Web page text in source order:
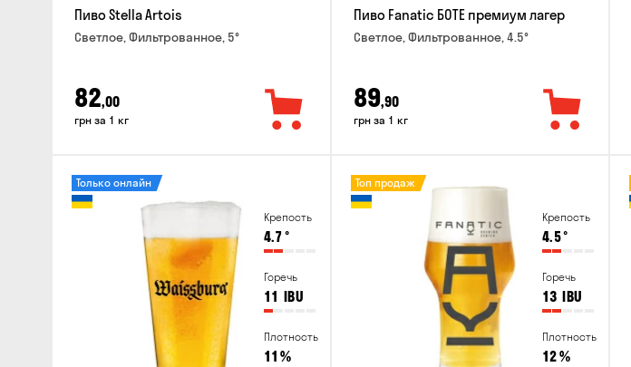
Пиво Stella Artois
Светлое, Фильтрованное, 5°
82,00
грн за 1 кг
Пиво Fanatic БОТЕ премиум лагер
Светлое, Фильтрованное, 4.5°
89,90
грн за 1 кг
Крепость
4.7°
Горечь
11 IBU
Плотность
11 %
Только онлайн
Крепость
4.5°
Горечь
13 IBU
Плотность
12%
Топ продаж